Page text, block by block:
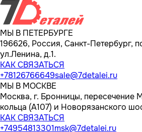
МЫ В ПЕТЕРБУРГЕ
196626, Россия, Санкт-Петербург,
ул.Ленина, д.1.
КАК СВЯЗАТЬСЯ
+78126766649sale@7detalei.ru
МЫ В МОСКВЕ
Москва, г. Бронницы, пересечение
кольца (А107) и Новорязанского
КАК СВЯЗАТЬСЯ
+74954813301msk@7detalei.ru